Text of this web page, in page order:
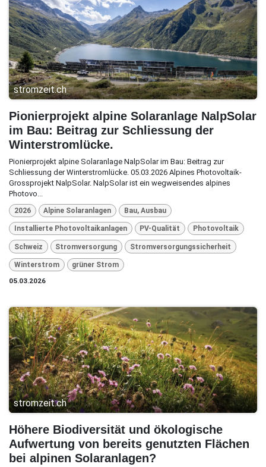
stromzeit.ch
Pionierprojekt alpine Solaranlage NalpSolar
im Bau: Beitrag zur Schliessung der
Winterstromlücke.
Pionierprojekt alpine Solaranlage NalpSolar im Bau: Beitrag zur
Schliessung der Winterstromlücke. 05.03.2026 Alpines Photovoltaik-
Grossprojekt NalpSolar. NalpSolar ist ein wegweisendes alpines
Photovo...
2026 Alpine Solaranlagen Bau, Ausbau
Installierte Photovoltaikanlagen PV-Qualität Photovoltaik
Schweiz Stromversorgung Stromversorgungssicherheit
Winterstrom
grüner Strom
05.03.2026
stromzeit.ch
Höhere Biodiversität und ökologische
Aufwertung von bereits genutzten Flächen
bei alpinen Solaranlagen?